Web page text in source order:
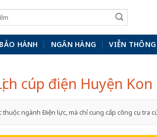
HÀNH NGÂN HÀNG VIỄN THÔNG
cúp điện Huyện
thuộc ngành Điện lực, mà chỉ cung cấp công cụ